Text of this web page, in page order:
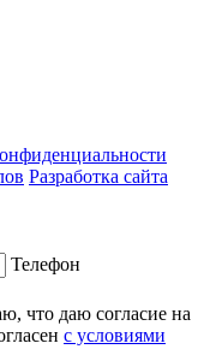
Разработка сайта
Телефон
что даю согласие на
с условиями